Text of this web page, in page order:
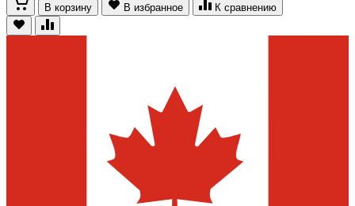
В корзину В избранное К сравнению